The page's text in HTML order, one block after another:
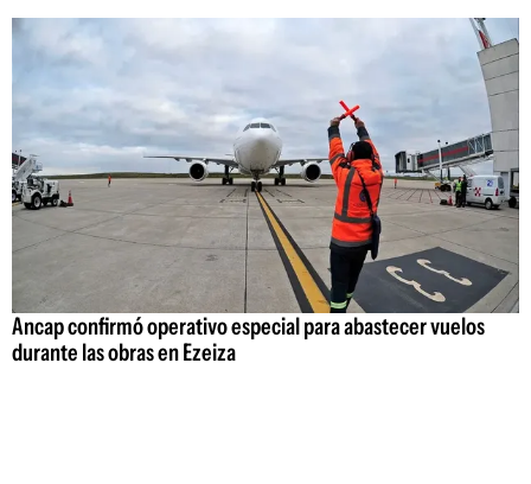
Ancap confirmó operativo especial para abastecer vuelos
durante las obras en Ezeiza